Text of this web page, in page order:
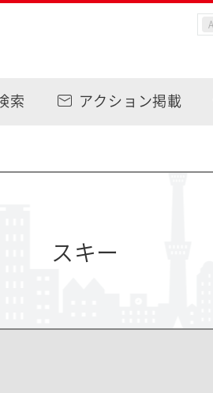
索 アクション掲載
スキー